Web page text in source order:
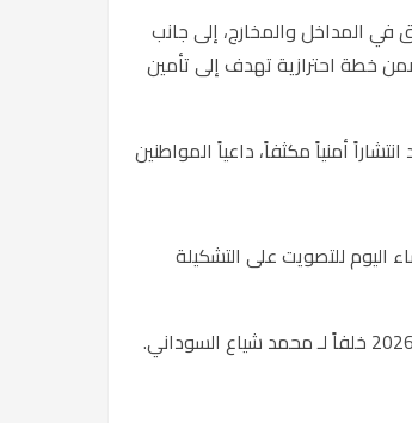
المداخل والمخارج، إلى جانب
خطة احترازية تهدف إلى تأمين
أمنياً مكثفاً، داعياً المواطنين
للتصويت على التشكيلة
محمد شياع السوداني.